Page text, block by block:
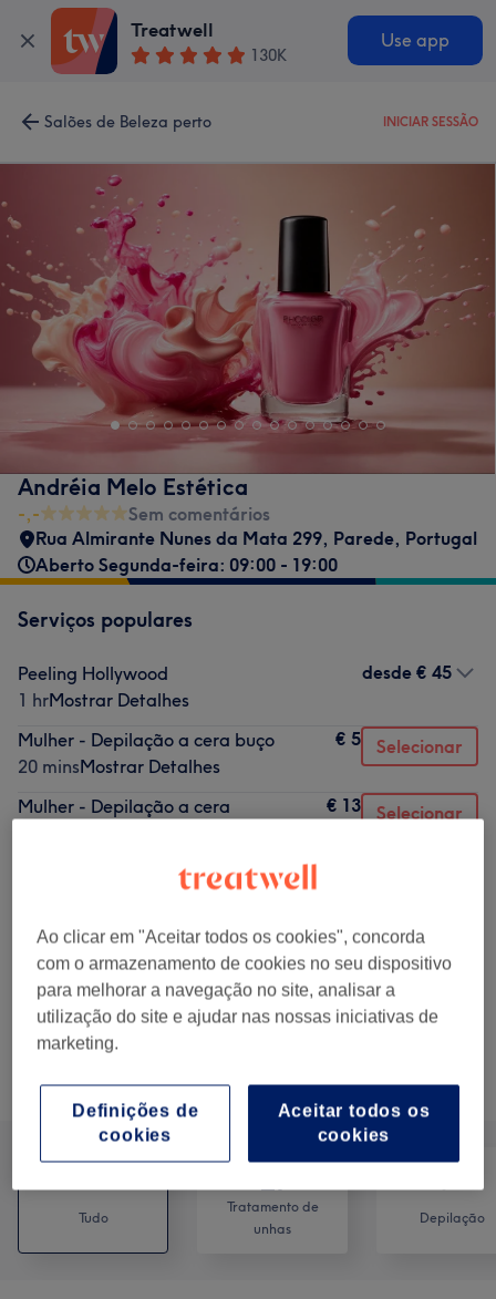
Treatwell
130K
Use app
Salões de Beleza perto INICIAR SESSÃO
Andréia Melo Estética
-,-
Sem comentários
Rua Almirante Nunes da Mata 299, Parede, Portugal
Aberto Segunda-feira: 09:00 - 19:00
Serviços populares
Peeling Hollywood
1 hrMostrar Detalhes
desde € 45
Mulher - Depilação a cera buço
20 minsMostrar Detalhes
€ 5 Selecionar
Mulher - Depilação a cera
€ 13 Selecionar
sobrancelhas
Mostrar Detalhes
Design de sobrancelhas
30 minsMostrar Detalhes
€ 12 Selecionar
Procurar serviços
Tudo
Tratamento de
unhas
Depilação
Ao clicar em "Aceitar todos os cookies", concorda
com o armazenamento de cookies no seu dispositivo
para melhorar a navegação no site, analisar a
utilização do site e ajudar nas nossas iniciativas de
marketing.
Aceitar todos os
cookies
Definições de
cookies